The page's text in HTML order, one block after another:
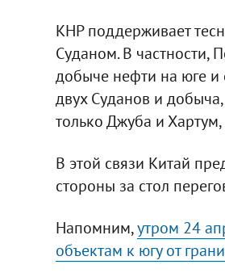
КНР поддерживает
Суданом. В частности,
добыче нефти на юге и
двух Суданов и
только Джуба и
В этой связи Китай
стороны за стол
Напомним,утром 24
объектам к югу от